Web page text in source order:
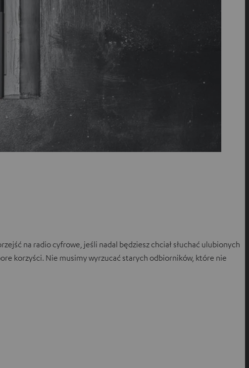
na radio cyfrowe, jeśli nadal będziesz chciał słuchać ulubionych
korzyści. Nie musimy wyrzucać starych odbiorników, które nie